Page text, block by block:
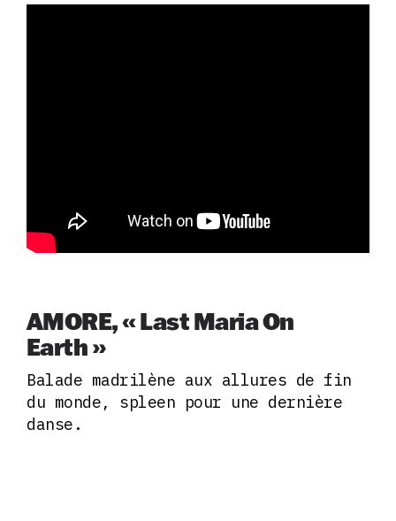
AMORE, « Last Maria On
Earth »
Balade madrilène aux allures de fin
du monde, spleen pour une dernière
danse.